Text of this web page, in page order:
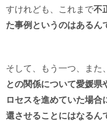
すけれども、これまで不
た事例というのはあるん
そして、もう一つ、また
との関係について愛媛県
ロセスを進めていた場合
還させることにはなるん